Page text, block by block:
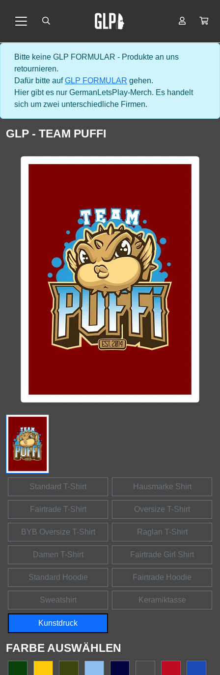
Bitte keine GLP FORMULAR - Produkte an uns
retournieren.
Dafür bitte aufGLP FORMULAR gehen.
Hier gibt es nur GermanLetsPlay-Merch. Es handelt
sich um zwei unterschiedliche Firmen.
GLP - TEAM PUFFI
Standard T-Shirt Hausmarke Shirt
Fairtrade T-Shirt Oversize T-Shirt
BYB Oversize T-Shirt Raglan T-Shirt
Damen T-Shirt Fairtrade Girl Shirt
Standard Hoodie Fairtrade Hoodie
Sweatshirt Keramiktasse
Kunstdruck
FARBE AUSWÄHLEN